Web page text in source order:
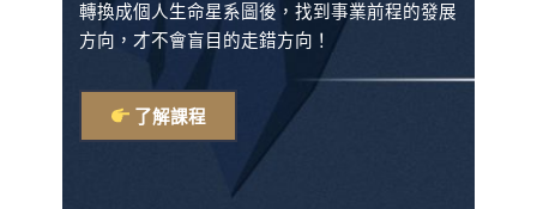
轉換成個人生命星系圖後，找到事業前程的發展
方向，才不會盲目的走錯方向！
了解課程